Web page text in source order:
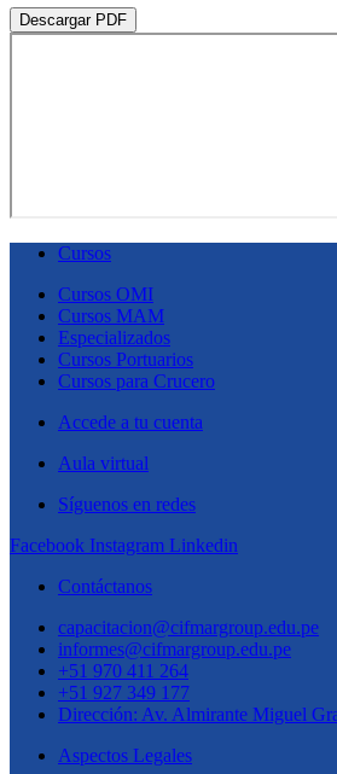
Descargar PDF
Cursos
Cursos OMI
Cursos MAM
Especializados
Cursos Portuarios
Cursos para Crucero
Accede a tu cuenta
Aula virtual
Síguenos en redes
Facebook Instagram Linkedin
Contáctanos
capacitacion@cifmargroup.edu.pe
informes@cifmargroup.edu.pe
+51 970 411 264
+51 927 349 177
Dirección: Av. Almirante Miguel
Aspectos Legales